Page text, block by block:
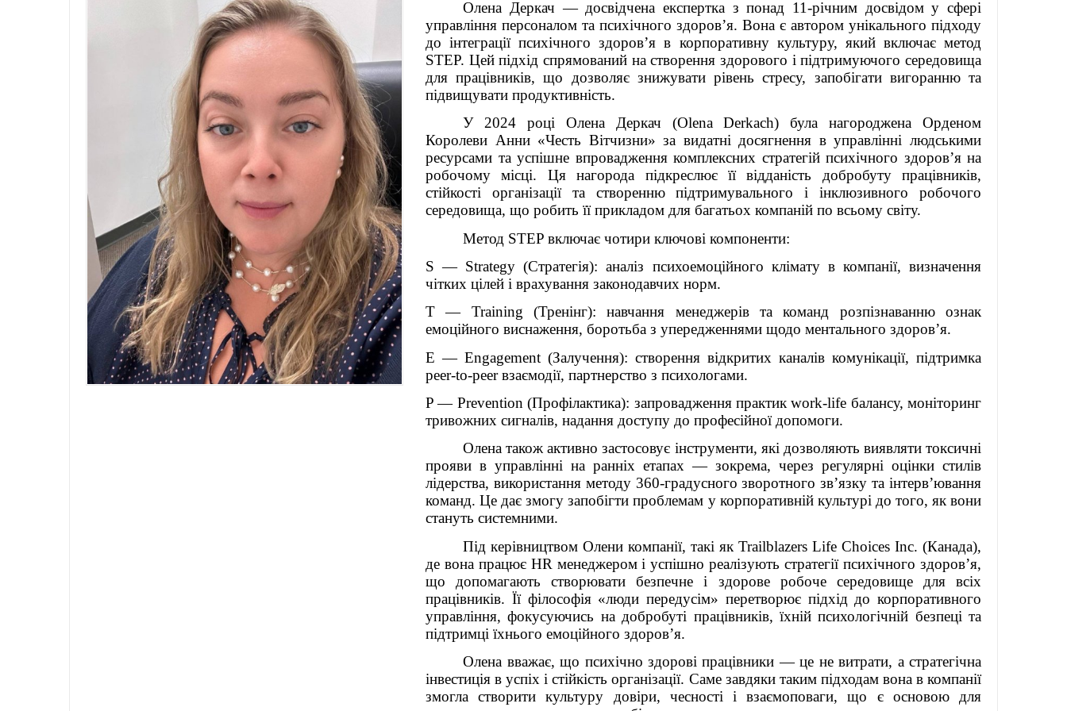
В ЧАС ПІК
UA НОВИНИ
НОВИНИ Ю ІНФО
NEW FORMAT
THE EPOCH TIMES
5 КАНАЛ
КАНАЛ КИЇВ. NEWSROOM
ТЕРНІВСЬКЕ ТЕЛЕБАЧЕННЯ
ГАЗЕТА `УРЯДОВИЙ КУР`ЄР`
ЖУРНАЛ `ІНТЕРНАУКА`
ВБФ ЖУРНАЛІСТСЬКА ІНІЦИАТИВА
MILLENIUM CLUB
ТЕТЯНА ПУТІНЦЕВА ВІДЗНАЧЕНА
НАГОРОДОЮ УКРАЇНИ «ОРДЕНОМ
КОРОЛЕВИ АННИ „ЧЕСТЬ
ВІТЧИЗНИ“
МЕДИЧНИЙ ЦЕНТР КАМ'ЯНЕЦЬ-
ПОДІЛЬСЬКИЙ
НАТЕЛЛА ГОРОДЕЦЬКА
ВШАНОВАНА НАЦІОНАЛЬНОЮ
НАГОРОДОЮ “ЛІДЕР
ПІДПРИЄМНИЦТВА УКРАЇНИ – 2021”
Олена Деркач — досвідчена експертка з понад 11-річним досвідом у сфері
управління персоналом та психічного здоров’я. Вона є автором унікального підходу
до інтеграції психічного здоров’я в корпоративну культуру, який включає метод
STEP. Цей підхід спрямований на створення здорового і підтримуючого середовища
для працівників, що дозволяє знижувати рівень стресу, запобігати вигоранню та
підвищувати продуктивність.
У 2024 році Олена Деркач (Olena Derkach) була нагороджена Орденом
Королеви Анни «Честь Вітчизни» за видатні досягнення в управлінні людськими
ресурсами та успішне впровадження комплексних стратегій психічного здоров’я на
робочому місці. Ця нагорода підкреслює її відданість добробуту працівників,
стійкості організації та створенню підтримувального і інклюзивного робочого
середовища, що робить її прикладом для багатьох компаній по всьому світу.
Метод STEP включає чотири ключові компоненти:
S — Strategy (Стратегія): аналіз психоемоційного клімату в компанії, визначення
чітких цілей і врахування законодавчих норм.
T — Training (Тренінг): навчання менеджерів та команд розпізнаванню ознак
емоційного виснаження, боротьба з упередженнями щодо ментального здоров’я.
E — Engagement (Залучення): створення відкритих каналів комунікації, підтримка
peer-to-peer взаємодії, партнерство з психологами.
P — Prevention (Профілактика): запровадження практик work-life балансу, моніторинг
тривожних сигналів, надання доступу до професійної допомоги.
Олена також активно застосовує інструменти, які дозволяють виявляти токсичні
прояви в управлінні на ранніх етапах — зокрема, через регулярні оцінки стилів
лідерства, використання методу 360-градусного зворотного зв’язку та інтерв’ювання
команд. Це дає змогу запобігти проблемам у корпоративній культурі до того, як вони
стануть системними.
Під керівництвом Олени компанії, такі як Trailblazers Life Choices Inc. (Канада),
де вона працює HR менеджером і успішно реалізують стратегії психічного здоров’я,
що допомагають створювати безпечне і здорове робоче середовище для всіх
працівників. Її філософія «люди передусім» перетворює підхід до корпоративного
управління, фокусуючись на добробуті працівників, їхній психологічній безпеці та
підтримці їхнього емоційного здоров’я.
Олена вважає, що психічно здорові працівники — це не витрати, а стратегічна
інвестиція в успіх і стійкість організації. Саме завдяки таким підходам вона в компанії
змогла створити культуру довіри, чесності і взаємоповаги, що є основою для